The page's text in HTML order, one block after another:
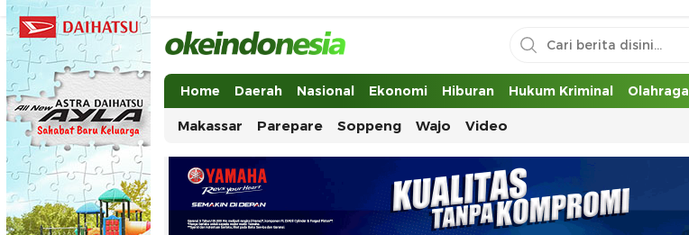
Okeindonesia.Online
Mengonlinekan Indonesia Secara Utuh
Home Daerah Nasional Ekonomi Hiburan Hukum Kriminal Olahraga
Makassar Parepare Soppeng Wajo Video